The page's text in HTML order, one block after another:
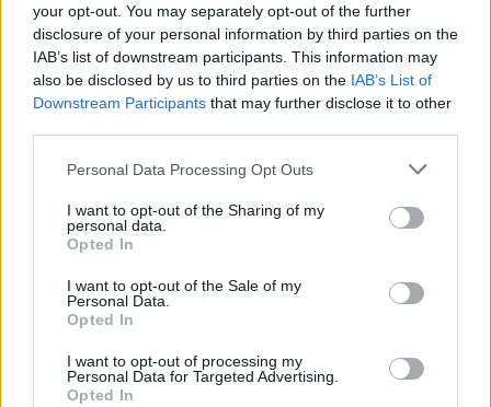
your opt-out. You may separately opt-out of the further
disclosure of your personal information by third parties on the
IAB’s list of downstream participants. This information may
also be disclosed by us to third parties on the IAB’s List of
Downstream Participants that may further disclose it to other
Personal Data Processing Opt Outs
I want to opt-out of the Sharing of my
personal data.
Opted In
I want to opt-out of the Sale of my
Personal Data.
Opted In
I want to opt-out of processing my
Personal Data for Targeted Advertising.
Opted In
Изкуствен интелект за първи път
07.08.2026 / 15:30